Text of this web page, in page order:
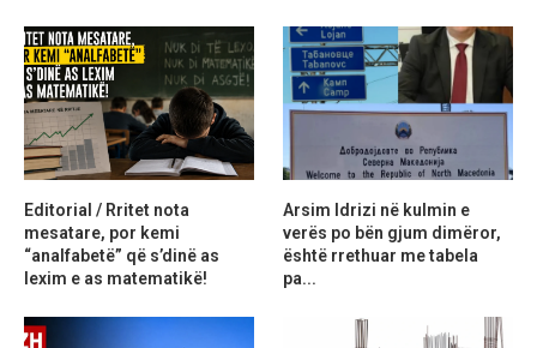
Editorial / Rritet nota
mesatare, por kemi
“analfabetë” që s’dinë as
lexim e as matematikë!
Arsim Idrizi në kulmin e
verës po bën gjum dimëror,
është rrethuar me tabela
pa...